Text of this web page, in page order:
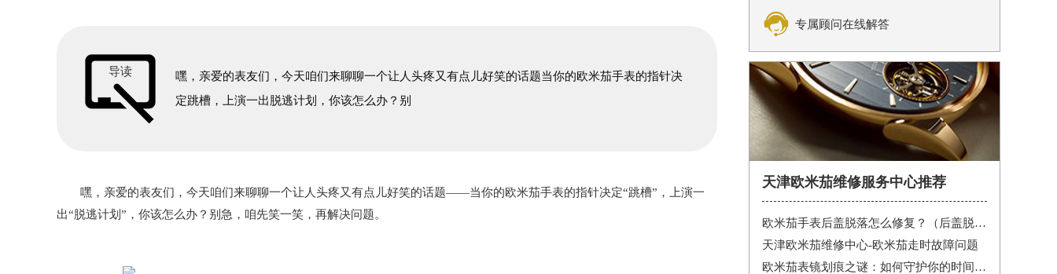
导读
嘿，亲爱的表友们，今天咱们来聊聊一个让人头疼又有点儿好笑的话题当你的欧米茄手表的指针决
定跳槽，上演一出脱逃计划，你该怎么办？别
嘿，亲爱的表友们，今天咱们来聊聊一个让人头疼又有点儿好笑的话题——当你的欧米茄手表的指针决定“跳槽”，上演一
出“脱逃计划”，你该怎么办？别急，咱先笑一笑，再解决问题。
 专属顾问在线解答
天津欧米茄维修服务中心推荐
欧米茄手表后盖脱落怎么修复？（后盖脱落解决办法）
天津欧米茄维修中心-欧米茄走时故障问题
欧米茄表镜划痕之谜：如何守护你的时间印记